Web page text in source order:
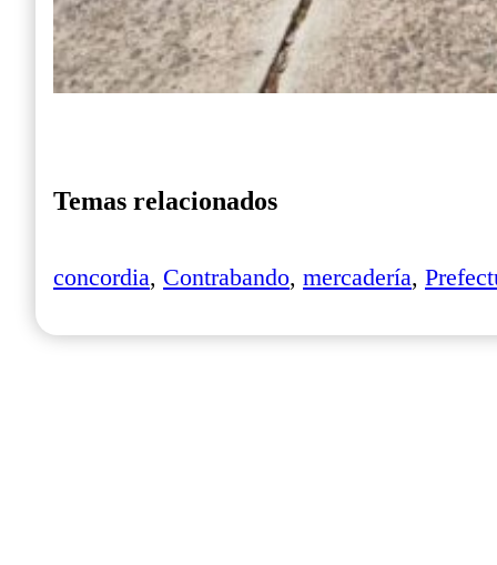
Temas relacionados
concordia, Contrabando, mercadería,